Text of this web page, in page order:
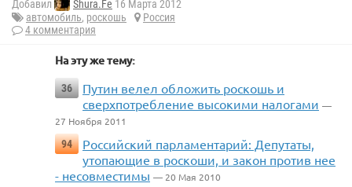
Добавил Shura.Fe 16 Марта 2012
автомобиль, роскошь
Россия
4 комментария
На эту же тему:
36
Путин велел обложить роскошь и
сверхпотребление высокими налогами —
27 Ноября 2011
94
Российский парламентарий: Депутаты,
утопающие в роскоши, и закон против нее
- несовместимы — 20 Мая 2010